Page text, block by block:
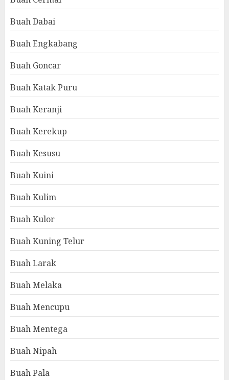
Buah Dabai
Buah Engkabang
Buah Goncar
Buah Katak Puru
Buah Keranji
Buah Kerekup
Buah Kesusu
Buah Kuini
Buah Kulim
Buah Kulor
Buah Kuning Telur
Buah Larak
Buah Melaka
Buah Mencupu
Buah Mentega
Buah Nipah
Buah Pala